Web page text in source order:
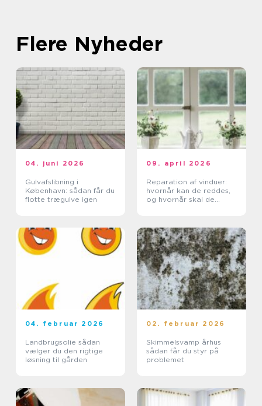
Flere Nyheder
04. juni 2026
Gulvafslibning i
København: sådan får du
flotte trægulve igen
09. april 2026
Reparation af vinduer:
hvornår kan de reddes,
og hvornår skal de
04. februar 2026
Landbrugsolie sådan
vælger du den rigtige
løsning til gården
02. februar 2026
Skimmelsvamp århus
sådan får du styr på
problemet